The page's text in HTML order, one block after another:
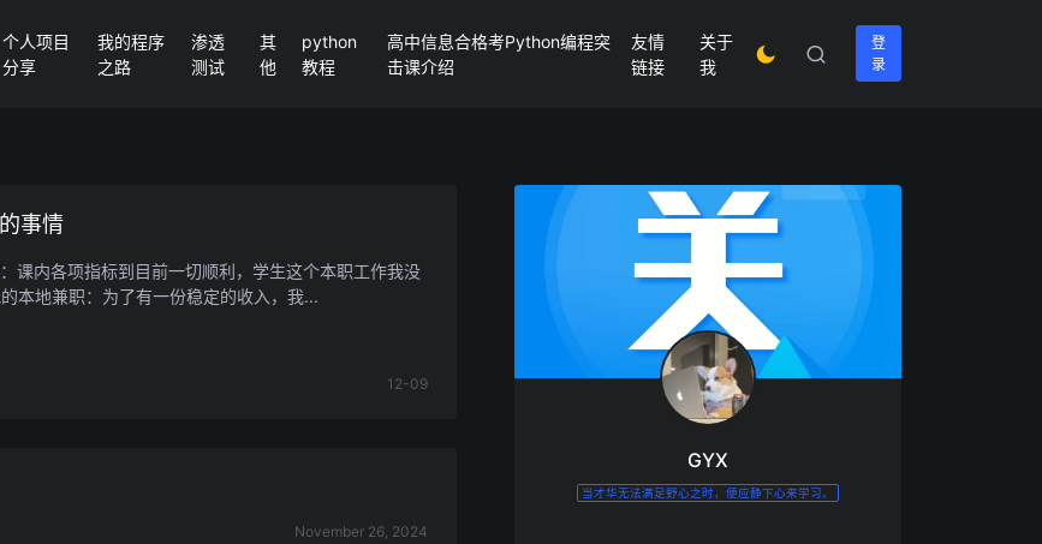
个人项目
分享
我的程序
之路
渗透
测试
其
他
python
教程
高中信息合格考Python编程突
击课介绍
友情
链接
关于
我
登
录
事情
课内各项指标到目前一切顺利，学生这个本职工作我没
本地兼职：为了有一份稳定的收入，我...
12-09
November 26, 2024
GYX
当才华无法满足野心之时，便应静下心来学习。